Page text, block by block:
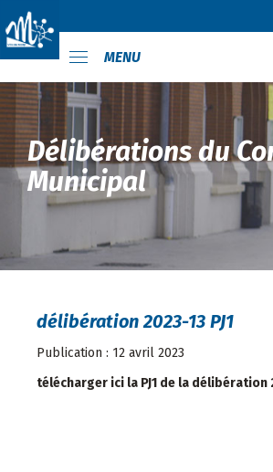
MENU
Délibérations du
Municipal
délibération 2023-13 PJ1
Publication : 12 avril 2023
télécharger ici la PJ1 de la délibération